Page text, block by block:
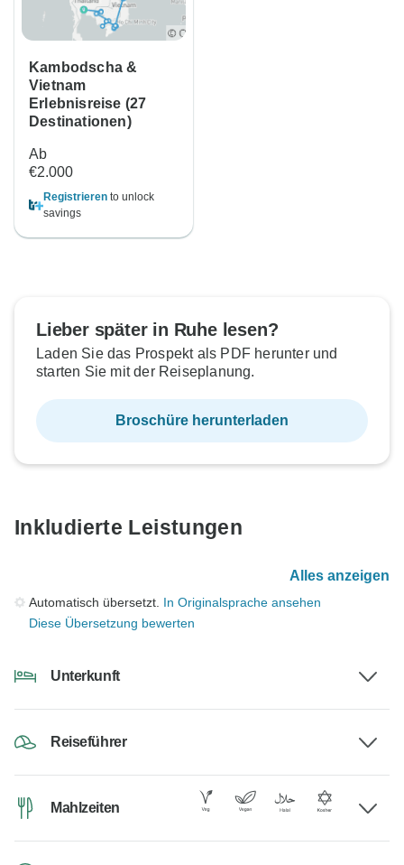
Kambodscha &
Vietnam
Erlebnisreise (27
Destinationen)
Ab
€2.000
Registrieren to unlock
savings
Lieber später in Ruhe lesen?
Laden Sie das Prospekt als PDF herunter und
starten Sie mit der Reiseplanung.
Broschüre herunterladen
Inkludierte Leistungen
Alles anzeigen
Automatisch übersetzt. In Originalsprache ansehen
Diese Übersetzung bewerten
Unterkunft
Reiseführer
Mahlzeiten